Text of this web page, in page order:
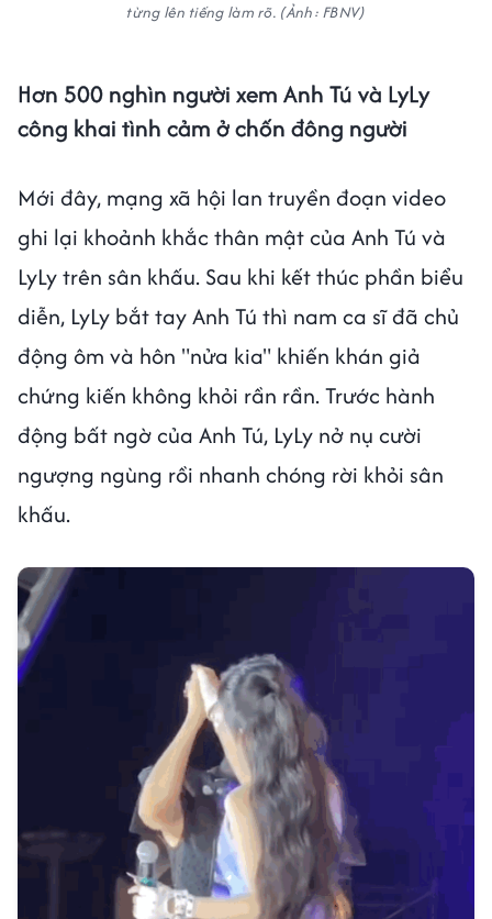
từng lên tiếng làm rõ. (Ảnh: FBNV)
Hơn 500 nghìn người xem Anh Tú và LyLy
công khai tình cảm ở chốn đông người
Mới đây, mạng xã hội lan truyền đoạn video
ghi lại khoảnh khắc thân mật của Anh Tú và
LyLy trên sân khấu. Sau khi kết thúc phần biểu
diễn, LyLy bắt tay Anh Tú thì nam ca sĩ đã chủ
động ôm và hôn "nửa kia" khiến khán giả
chứng kiến không khỏi rần rần. Trước hành
động bất ngờ của Anh Tú, LyLy nở nụ cười
ngượng ngùng rồi nhanh chóng rời khỏi sân
khấu.